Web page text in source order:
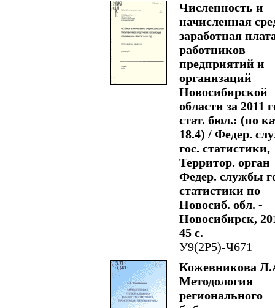
Численность и
начисленная
заработная
работников
предприятий и
организаций
Новосибирской
области за 2011
стат. бюл.: (по
18.4) / Федер.
гос. статистики,
Территор. орган
Федер. службы
статистики по
Новосиб. обл. -
Новосибирск,
45 с.
У9(2Р5)-Ч671
Кожевникова
Методология
регионального